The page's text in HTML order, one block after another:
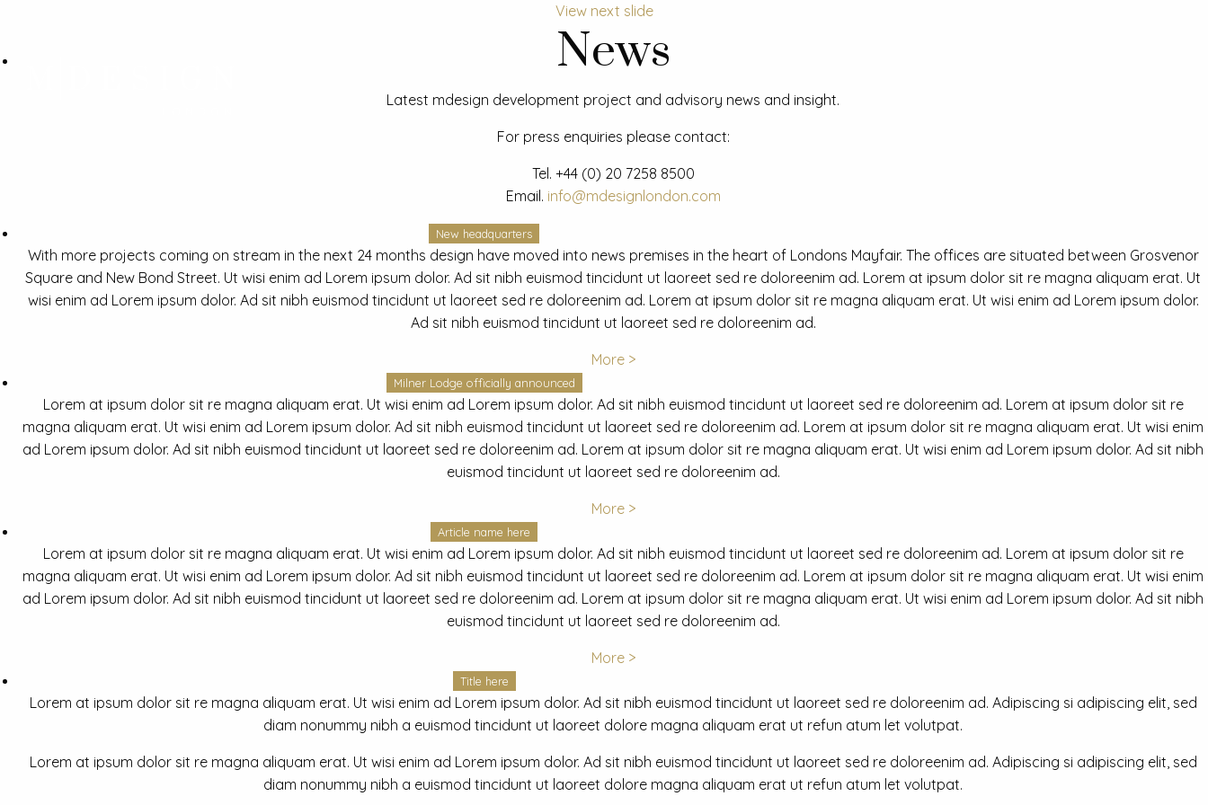
View next slide
News
Latest mdesign development project and advisory news and insight.
For press enquiries please contact:
Tel. +44 (0) 20 7258 8500
Email. info@mdesignlondon.com
New headquarters
With more projects coming on stream in the next 24 months design have moved into news premises in the heart of Londons Mayfair. The offices are situated between Grosvenor
Square and New Bond Street. Ut wisi enim ad Lorem ipsum dolor. Ad sit nibh euismod tincidunt ut laoreet sed re doloreenim ad. Lorem at ipsum dolor sit re magna aliquam erat. Ut
wisi enim ad Lorem ipsum dolor. Ad sit nibh euismod tincidunt ut laoreet sed re doloreenim ad. Lorem at ipsum dolor sit re magna aliquam erat. Ut wisi enim ad Lorem ipsum dolor.
Ad sit nibh euismod tincidunt ut laoreet sed re doloreenim ad.
More >
Milner Lodge officially announced
Lorem at ipsum dolor sit re magna aliquam erat. Ut wisi enim ad Lorem ipsum dolor. Ad sit nibh euismod tincidunt ut laoreet sed re doloreenim ad. Lorem at ipsum dolor sit re
magna aliquam erat. Ut wisi enim ad Lorem ipsum dolor. Ad sit nibh euismod tincidunt ut laoreet sed re doloreenim ad. Lorem at ipsum dolor sit re magna aliquam erat. Ut wisi enim
ad Lorem ipsum dolor. Ad sit nibh euismod tincidunt ut laoreet sed re doloreenim ad. Lorem at ipsum dolor sit re magna aliquam erat. Ut wisi enim ad Lorem ipsum dolor. Ad sit nibh
euismod tincidunt ut laoreet sed re doloreenim ad.
More >
Article name here
Lorem at ipsum dolor sit re magna aliquam erat. Ut wisi enim ad Lorem ipsum dolor. Ad sit nibh euismod tincidunt ut laoreet sed re doloreenim ad. Lorem at ipsum dolor sit re
magna aliquam erat. Ut wisi enim ad Lorem ipsum dolor. Ad sit nibh euismod tincidunt ut laoreet sed re doloreenim ad. Lorem at ipsum dolor sit re magna aliquam erat. Ut wisi enim
ad Lorem ipsum dolor. Ad sit nibh euismod tincidunt ut laoreet sed re doloreenim ad. Lorem at ipsum dolor sit re magna aliquam erat. Ut wisi enim ad Lorem ipsum dolor. Ad sit nibh
euismod tincidunt ut laoreet sed re doloreenim ad.
More >
Title here
Lorem at ipsum dolor sit re magna aliquam erat. Ut wisi enim ad Lorem ipsum dolor. Ad sit nibh euismod tincidunt ut laoreet sed re doloreenim ad. Adipiscing si adipiscing elit, sed
diam nonummy nibh a euismod tincidunt ut laoreet dolore magna aliquam erat ut refun atum let volutpat.
Lorem at ipsum dolor sit re magna aliquam erat. Ut wisi enim ad Lorem ipsum dolor. Ad sit nibh euismod tincidunt ut laoreet sed re doloreenim ad. Adipiscing si adipiscing elit, sed
diam nonummy nibh a euismod tincidunt ut laoreet dolore magna aliquam erat ut refun atum let volutpat.